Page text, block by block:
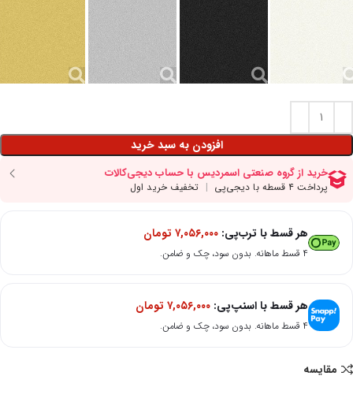
افزودن به سبد خرید
هر قسط با ترب‌پی: ۷,۰۵۶,۰۰۰ تومان
۴ قسط ماهانه. بدون سود، چک و ضامن.
هر قسط با اسنپ‌پی: ۷,۰۵۶,۰۰۰ تومان
۴ قسط ماهانه. بدون سود، چک و ضامن.
مقایسه